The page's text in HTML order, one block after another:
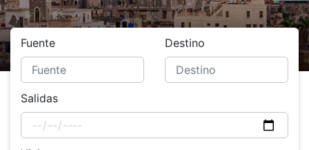
Fuente Destino
Salidas